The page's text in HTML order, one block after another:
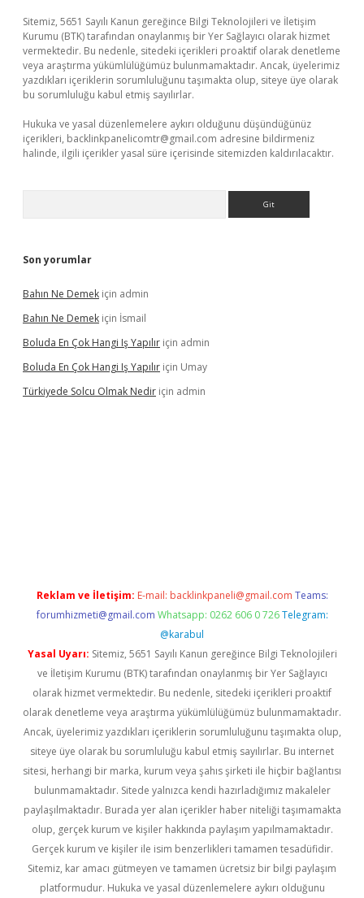
Sitemiz, 5651 Sayılı Kanun gereğince Bilgi Teknolojileri ve İletişim
Kurumu (BTK) tarafından onaylanmış bir Yer Sağlayıcı olarak hizmet
vermektedir. Bu nedenle, sitedeki içerikleri proaktif olarak denetleme
veya araştırma yükümlülüğümüz bulunmamaktadır. Ancak, üyelerimiz
yazdıkları içeriklerin sorumluluğunu taşımakta olup, siteye üye olarak
bu sorumluluğu kabul etmiş sayılırlar.
Hukuka ve yasal düzenlemelere aykırı olduğunu düşündüğünüz
içerikleri, backlinkpanelicomtr@gmail.com adresine bildirmeniz
halinde, ilgili içerikler yasal süre içerisinde sitemizden kaldırılacaktır.
Son yorumlar
Bahın Ne Demek için admin
Bahın Ne Demek için İsmail
Boluda En Çok Hangi Iş Yapılır için admin
Boluda En Çok Hangi Iş Yapılır için Umay
Türkiyede Solcu Olmak Nedir için admin
Reklam ve İletişim: E-mail: backlinkpaneli@gmail.com Teams:
forumhizmeti@gmail.com Whatsapp: 0262 606 0 726 Telegram:
@karabul
Yasal Uyarı: Sitemiz, 5651 Sayılı Kanun gereğince Bilgi Teknolojileri
ve İletişim Kurumu (BTK) tarafından onaylanmış bir Yer Sağlayıcı
olarak hizmet vermektedir. Bu nedenle, sitedeki içerikleri proaktif
olarak denetleme veya araştırma yükümlülüğümüz bulunmamaktadır.
Ancak, üyelerimiz yazdıkları içeriklerin sorumluluğunu taşımakta olup,
siteye üye olarak bu sorumluluğu kabul etmiş sayılırlar. Bu internet
sitesi, herhangi bir marka, kurum veya şahıs şirketi ile hiçbir bağlantısı
bulunmamaktadır. Sitede yalnızca kendi hazırladığımız makaleler
paylaşılmaktadır. Burada yer alan içerikler haber niteliği taşımamakta
olup, gerçek kurum ve kişiler hakkında paylaşım yapılmamaktadır.
Gerçek kurum ve kişiler ile isim benzerlikleri tamamen tesadüfidir.
Sitemiz, kar amacı gütmeyen ve tamamen ücretsiz bir bilgi paylaşım
platformudur. Hukuka ve yasal düzenlemelere aykırı olduğunu